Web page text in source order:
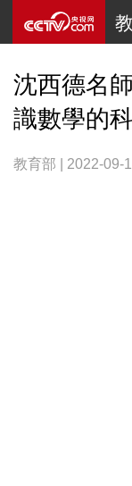
沈西德名
識數學的
教育部 | 2022-09-